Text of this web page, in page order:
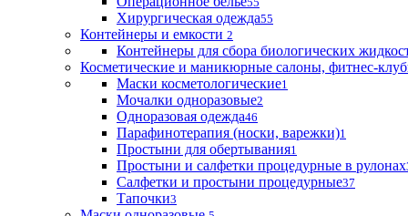
Хирургическая одежда55
Контейнеры и емкости 2
Контейнеры для сбора биологических
Косметические и маникюрные салоны, фитнес-
Маски косметологические1
Мочалки одноразовые2
Одноразовая одежда46
Парафинотерапия (носки, варежки)1
Простыни для обертывания1
Простыни и салфетки процедурные в рулонах
Салфетки и простыни процедурные37
Тапочки3